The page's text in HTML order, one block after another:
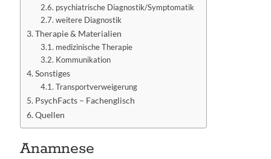
psychiatrische Diagnostik/Symptomatik
weitere Diagnostik
Therapie & Materialien
medizinische Therapie
Kommunikation
Sonstiges
Transportverweigerung
PsychFacts – Fachenglisch
Quellen
Anamnese